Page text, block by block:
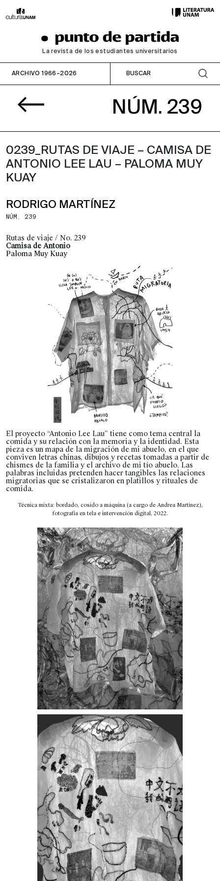
La revista de los estudiantes universitarios
ARCHIVO 1966–2026
NÚM. 239
0239_RUTAS DE VIAJE – CAMISA DE
ANTONIO LEE LAU – PALOMA MUY
KUAY
RODRIGO MARTÍNEZ
NÚM. 239
Rutas de viaje / No. 239
Camisa de Antonio
Paloma Muy Kuay
El proyecto “Antonio Lee Lau” tiene como tema central la
comida y su relación con la memoria y la identidad. Esta
pieza es un mapa de la migración de mi abuelo, en el que
conviven letras chinas, dibujos y recetas tomadas a partir de
chismes de la familia y el archivo de mi tío abuelo. Las
palabras incluidas pretenden hacer tangibles las relaciones
migratorias que se cristalizaron en platillos y rituales de
comida.
Técnica mixta: bordado, cosido a máquina (a cargo de Andrea Martínez),
fotografía en tela e intervención digital, 2022.